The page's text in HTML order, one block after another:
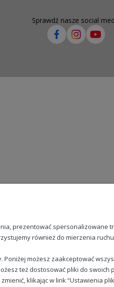
Sprawdź nasze social
prezentować spersonalizowane
również do mierzenia
możesz zaakceptować
też dostosować pliki do swoich
klikając w link “Ustawienia